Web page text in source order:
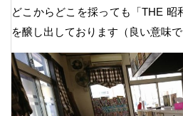
どこからどこを採っても「THE 昭
を醸し出しております（良い意味で